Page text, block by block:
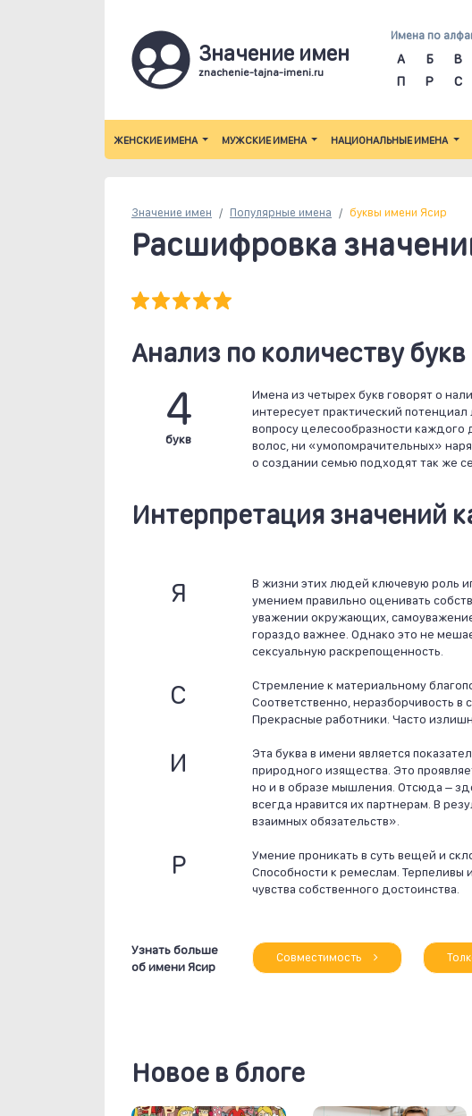
Значение имен
znachenie-tajna-imeni.ru
Имена по
А Б В
П
Р С
ЖЕНСКИЕ ИМЕНА МУЖСКИЕ ИМЕНА НАЦИОНАЛЬНЫЕ ИМЕНА
Значение имен Популярные имена буквы имени Ясир
Расшифровка
Анализ по количеству
4
букв
Имена из четырех букв говорят о
интересует практический
вопросу целесообразности
волос, ни «умопомрачительных»
о создании семью подходят так же
Интерпретация значений
Я
В жизни этих людей ключевую роль
умением правильно оценивать
уважении окружающих,
гораздо важнее. Однако это не
сексуальную раскрепощенность.
С
Стремление к материальному
Соответственно, неразборчивость в
Прекрасные работники. Часто
И
Эта буква в имени является
природного изящества. Это
но и в образе мышления. Отсюда –
всегда нравится их партнерам. В
взаимных обязательств».
Р
Умение проникать в суть вещей и
Способности к ремеслам. Терпеливы
чувства собственного достоинства.
Узнать больше
об имени Ясир
Совместимость
Новое в блоге